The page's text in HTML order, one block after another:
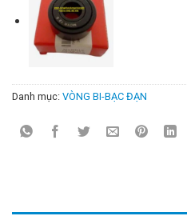
Danh mục: VÒNG BI-BẠC ĐẠN